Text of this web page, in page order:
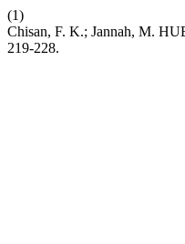
(1)
Chisan, F. K.; Jannah, M.
219-228.